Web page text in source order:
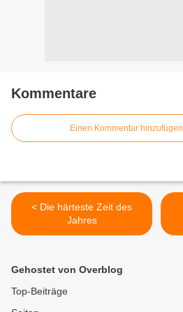
Kommentare
Einen Kommentar hinzufügen
< Die härteste Zeit des
Jahres
Gehostet von Overblog
Top-Beiträge